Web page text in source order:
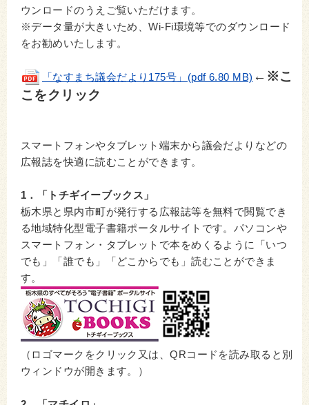
ウンロードのうえご覧いただけます。
※データ量が大きいため、Wi-Fi環境等でのダウンロード
をお勧めいたします。
「なすまち議会だより175号」(pdf 6.80 MB) ←※こ
こをクリック
スマートフォンやタブレット端末から議会だよりなどの
広報誌を快適に読むことができます。
1．「トチギイーブックス」
栃木県と県内市町が発行する広報誌等を無料で閲覧でき
る地域特化型電子書籍ポータルサイトです。パソコンや
スマートフォン・タブレットで本をめくるように「いつ
でも」「誰でも」「どこからでも」読むことができま
す。
（ロゴマークをクリック又は、QRコードを読み取ると別
ウィンドウが開きます。）